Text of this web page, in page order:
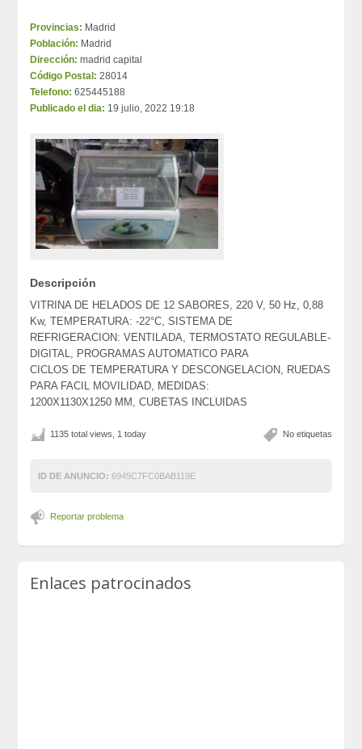
Provincias: Madrid
Población: Madrid
Dirección: madrid capital
Código Postal: 28014
Telefono: 625445188
Publicado el dia: 19 julio, 2022 19:18
Descripción
VITRINA DE HELADOS DE 12 SABORES, 220 V, 50 Hz, 0,88
Kw, TEMPERATURA: -22°C, SISTEMA DE
REFRIGERACION: VENTILADA, TERMOSTATO REGULABLE-
DIGITAL, PROGRAMAS AUTOMATICO PARA
CICLOS DE TEMPERATURA Y DESCONGELACION, RUEDAS
PARA FACIL MOVILIDAD, MEDIDAS:
1200X1130X1250 MM, CUBETAS INCLUIDAS
No etiquetas
1135 total views, 1 today
ID DE ANUNCIO: 6945C7FC0BAB119E
Reportar problema
Enlaces patrocinados